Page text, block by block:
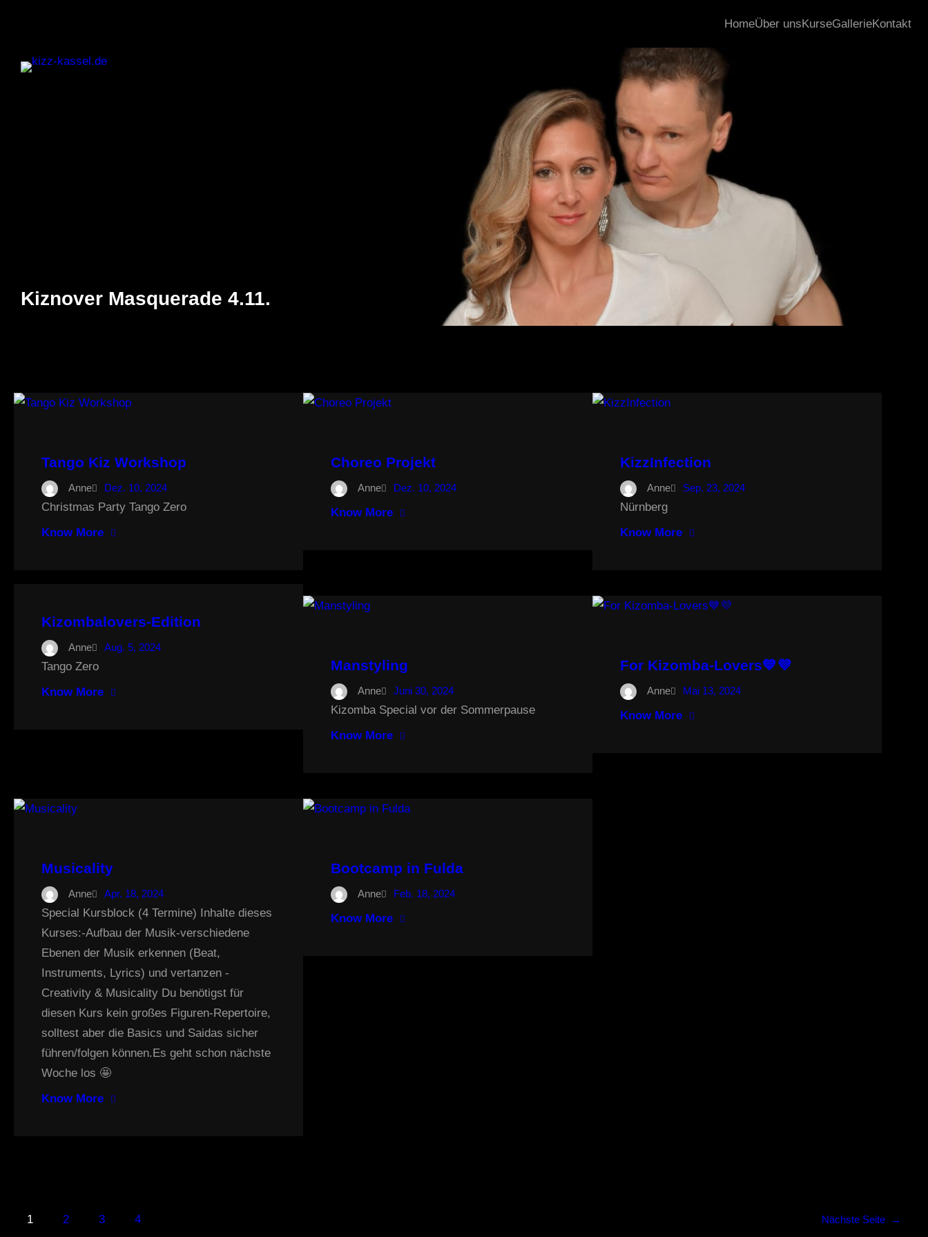
HomeÜber unsKurseGallerieKontakt
Kiznover Masquerade 4.11.
Tango Kiz Workshop
Anne Dez. 10, 2024
Christmas Party Tango Zero
Know More
Choreo Projekt
Anne Dez. 10, 2024
Know More
KizzInfection
Anne Sep. 23, 2024
Nürnberg
Know More
Kizombalovers-Edition
Anne Aug. 5, 2024
Tango Zero
Know More
Manstyling
Anne Juni 30, 2024
Kizomba Special vor der Sommerpause
Know More
For Kizomba-Lovers💙💜
Anne Mai 13, 2024
Know More
Musicality
Anne Apr. 18, 2024
Special Kursblock (4 Termine) Inhalte dieses
Kurses:-Aufbau der Musik-verschiedene
Ebenen der Musik erkennen (Beat,
Instruments, Lyrics) und vertanzen -
Creativity & Musicality Du benötigst für
diesen Kurs kein großes Figuren-Repertoire,
solltest aber die Basics und Saidas sicher
führen/folgen können.Es geht schon nächste
Woche los 🤩
Know More
Bootcamp in Fulda
Anne Feb. 18, 2024
Know More
1 2 3 4 Nächste Seite →